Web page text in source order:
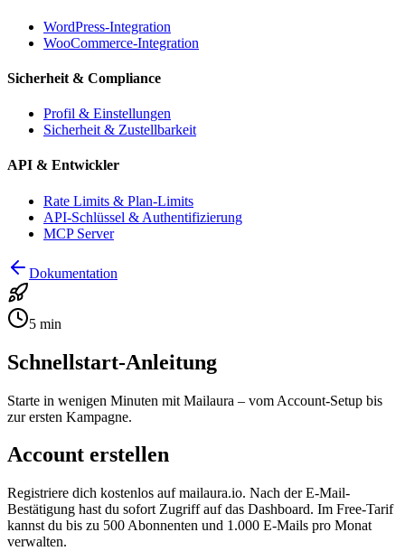
WordPress-Integration
WooCommerce-Integration
Sicherheit & Compliance
Profil & Einstellungen
Sicherheit & Zustellbarkeit
API & Entwickler
Rate Limits & Plan-Limits
API-Schlüssel & Authentifizierung
MCP Server
Dokumentation
5 min
Schnellstart-Anleitung
Starte in wenigen Minuten mit Mailaura – vom Account-Setup bis
zur ersten Kampagne.
Account erstellen
Registriere dich kostenlos auf mailaura.io. Nach der E-Mail-
Bestätigung hast du sofort Zugriff auf das Dashboard. Im Free-Tarif
kannst du bis zu 500 Abonnenten und 1.000 E-Mails pro Monat
verwalten.